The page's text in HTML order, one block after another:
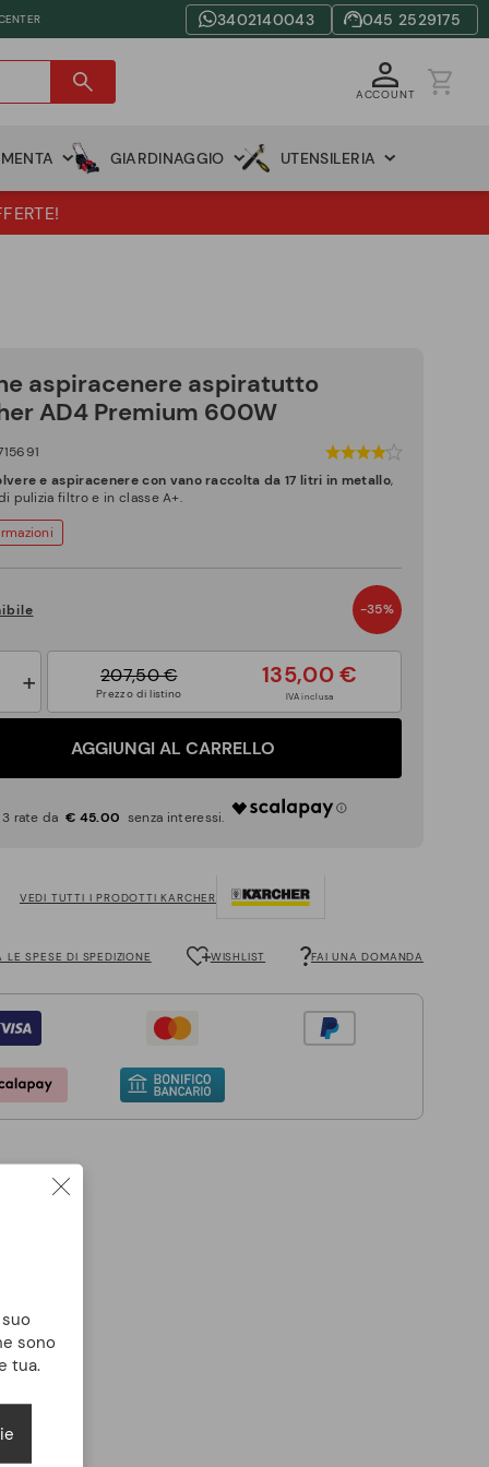
3402140043 045 2529175
ACCOUNT
GIARDINAGGIO UTENSILERIA
aspiracenere aspiratutto
AD4 Premium 600W
e aspiracenere con vano raccolta da 17 litri in metallo,
pulizia filtro e in classe A+.
-35%
+ 207,50 €
Prezzo di listino
135,00 €
IVA inclusa
AGGIUNGI AL CARRELLO
€ 45.00
VEDI TUTTI I PRODOTTI KARCHER
LE SPESE DI SPEDIZIONE WISHLIST FAI UNA DOMANDA
sono
tua.